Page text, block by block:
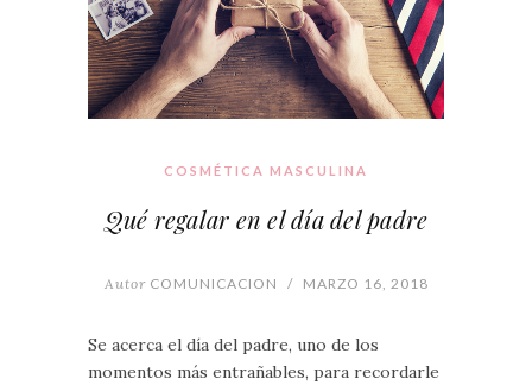
COSMÉTICA MASCULINA
Qué regalar en el día del padre
AutorCOMUNICACION / MARZO 16, 2018
Se acerca el día del padre, uno de los
momentos más entrañables, para recordarle